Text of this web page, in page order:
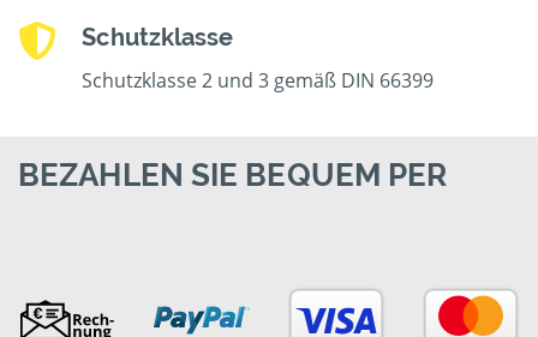
Schutzklasse
Schutzklasse 2 und 3 gemäß DIN 66399
BEZAHLEN SIE BEQUEM PER